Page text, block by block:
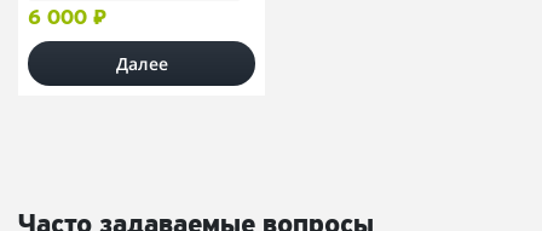
6 000 ₽
Далее